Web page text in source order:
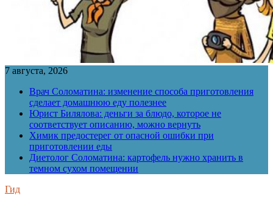
7 августа, 2026
Врач Соломатина: изменение способа приготовления
сделает домашнюю еду полезнее
Юрист Билялова: деньги за блюдо, которое не
соответствует описанию, можно вернуть
Химик предостерег от опасной ошибки при
приготовлении еды
Диетолог Соломатина: картофель нужно хранить в
темном сухом помещении
Гид